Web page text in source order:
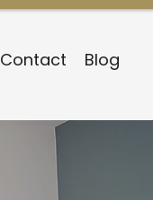
Contact Blog